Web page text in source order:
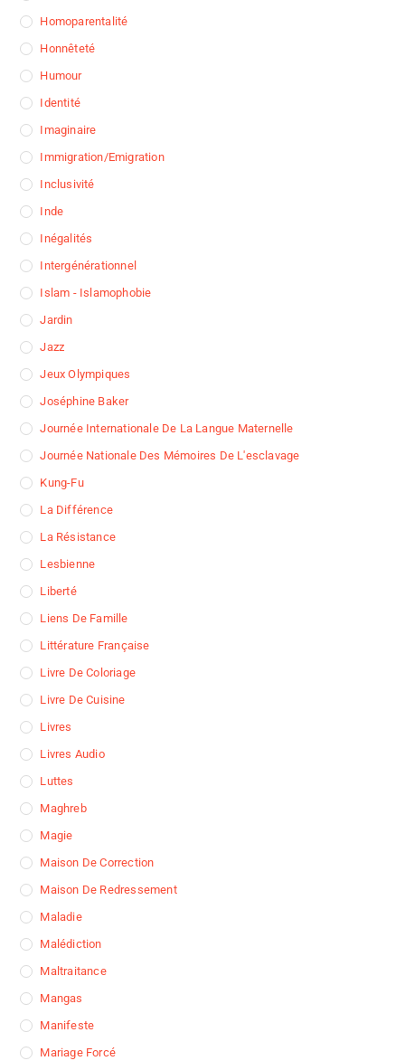
Homoparentalité
Honnêteté
Humour
Identité
Imaginaire
Immigration/Emigration
Inclusivité
Inde
Inégalités
Intergénérationnel
Islam - Islamophobie
Jardin
Jazz
Jeux Olympiques
Joséphine Baker
Journée Internationale De La Langue Maternelle
Journée Nationale Des Mémoires De L'esclavage
Kung-Fu
La Différence
La Résistance
Lesbienne
Liberté
Liens De Famille
Littérature Française
Livre De Coloriage
Livre De Cuisine
Livres
Livres Audio
Luttes
Maghreb
Magie
Maison De Correction
Maison De Redressement
Maladie
Malédiction
Maltraitance
Mangas
Manifeste
Mariage Forcé